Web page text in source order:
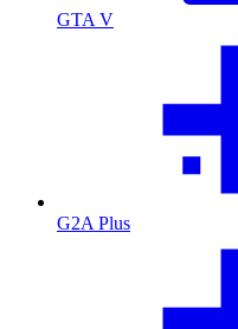
GTA V
G2A Plus